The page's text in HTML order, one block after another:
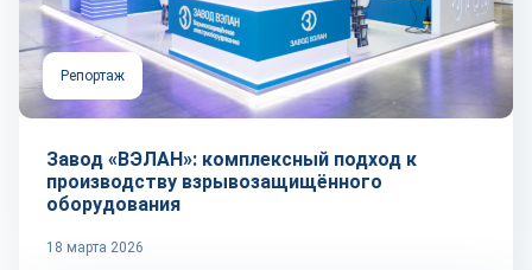
Репортаж
Завод «ВЭЛАН»: комплексный подход к
производству взрывозащищённого
оборудования
18 марта 2026
Репортаж